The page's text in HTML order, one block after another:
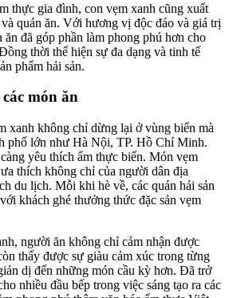
thực gia đình, con vẹm xanh cũng xuất
quán ăn. Với hương vị độc đáo và giá trị
đã góp phần làm phong phú hơn cho
thời thể hiện sự đa dạng và tinh tế
phẩm hải sản.
món ăn
xanh không chỉ dừng lại ở vùng biển mà
phố lớn như Hà Nội, TP. Hồ Chí Minh.
yêu thích ẩm thực biển. Món vẹm
thích không chỉ của người dân địa
du lịch. Mỗi khi hè về, các quán hải sản
khách ghé thưởng thức đặc sản vẹm
người ăn không chỉ cảm nhận được
thấy được sự giàu cảm xúc trong từng
dị đến những món cầu kỳ hơn. Đã trở
nhiều đầu bếp trong việc sáng tạo ra các